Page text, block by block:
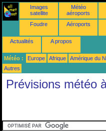
Images
satellite
Météo
aéroports
Foudre Aéroports
Actualités A propos
Météo : Europe Afrique Amérique du
Autres
Prévisions météo